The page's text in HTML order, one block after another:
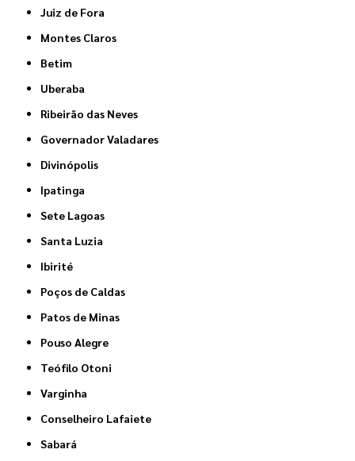
Juiz de Fora
Montes Claros
Betim
Uberaba
Ribeirão das Neves
Governador Valadares
Divinópolis
Ipatinga
Sete Lagoas
Santa Luzia
Ibirité
Poços de Caldas
Patos de Minas
Pouso Alegre
Teófilo Otoni
Varginha
Conselheiro Lafaiete
Sabará